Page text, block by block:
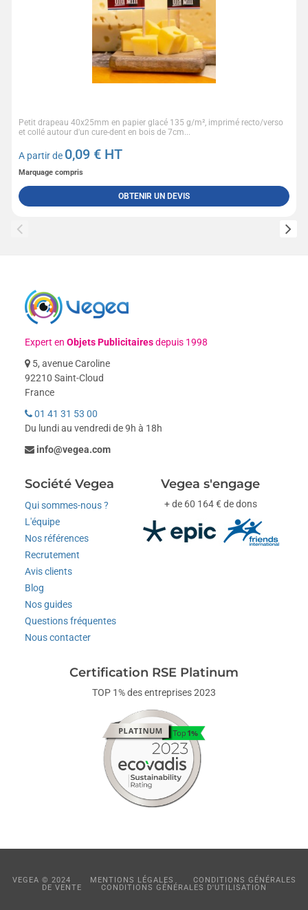
Petit drapeau 40x25mm en papier glacé 135 g/m², imprimé recto/verso
et collé autour d'un cure-dent en bois de 7cm...
A partir de 0,09 € HT
Marquage compris
OBTENIR UN DEVIS
Expert enObjets Publicitairesdepuis 1998
5, avenue Caroline
92210 Saint-Cloud
France
01 41 31 53 00
Du lundi au vendredi de 9h à 18h
info@vegea.com
Société Vegea
Qui sommes-nous ?
L'équipe
Nos références
Recrutement
Avis clients
Blog
Nos guides
Questions fréquentes
Nous contacter
Vegea s'engage
+ de 60 164 € de dons
Certification RSE Platinum
TOP 1% des entreprises 2023
VEGEA © 2024 MENTIONS LÉGALES
CONDITIONS GÉNÉRALES
DE VENTE
CONDITIONS GÉNÉRALES D'UTILISATION